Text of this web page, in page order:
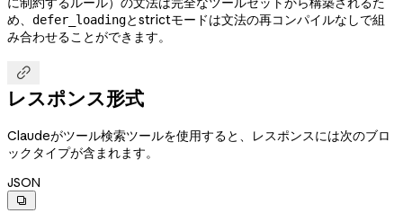
め、 defer_loadingとstrictモードは文法の再コンパイルなしで組
み合わせることができます。

レスポンス形式
Claudeがツール検索ツールを使用すると、レスポンスには次のブロ
ックタイプが含まれます。
JSON
